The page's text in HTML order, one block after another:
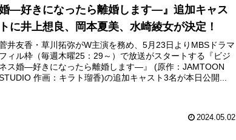
―好きになったら離婚します―』追加キャス
トに井上想良、岡本夏美、水崎綾女が決定！
井友香・草川拓弥がW主演を務め、5月23日よりMBSドラマ
フィル枠（毎週木曜25：29～）で放送がスタートする『ビジ
ネス婚―好きになったら離婚します―』 (原作：JAMTOON
作画：キラト瑠香)の追加キャスト3名が本日公開...
2024.05.02